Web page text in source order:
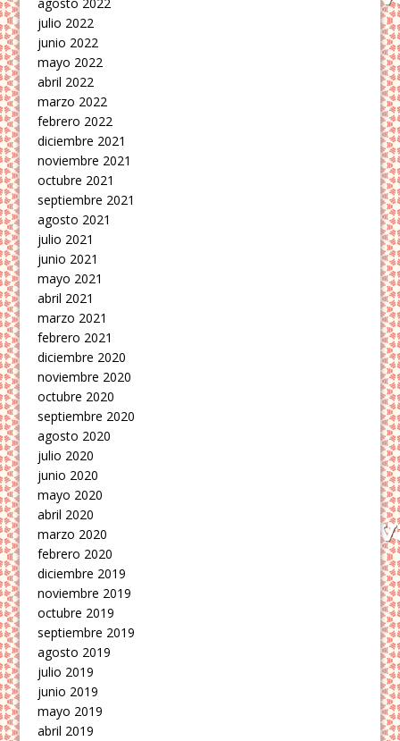
julio 2022
junio 2022
mayo 2022
abril 2022
marzo 2022
febrero 2022
diciembre 2021
noviembre 2021
octubre 2021
septiembre 2021
agosto 2021
julio 2021
junio 2021
mayo 2021
abril 2021
marzo 2021
febrero 2021
diciembre 2020
noviembre 2020
octubre 2020
septiembre 2020
agosto 2020
julio 2020
junio 2020
mayo 2020
abril 2020
marzo 2020
febrero 2020
diciembre 2019
noviembre 2019
octubre 2019
septiembre 2019
agosto 2019
julio 2019
junio 2019
mayo 2019
abril 2019